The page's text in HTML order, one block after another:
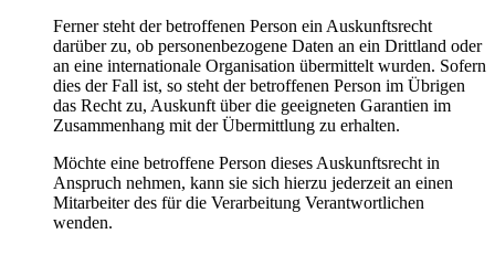
Ferner steht der betroffenen Person ein Auskunftsrecht
darüber zu, ob personenbezogene Daten an ein Drittland oder
an eine internationale Organisation übermittelt wurden. Sofern
dies der Fall ist, so steht der betroffenen Person im Übrigen
das Recht zu, Auskunft über die geeigneten Garantien im
Zusammenhang mit der Übermittlung zu erhalten.
Möchte eine betroffene Person dieses Auskunftsrecht in
Anspruch nehmen, kann sie sich hierzu jederzeit an einen
Mitarbeiter des für die Verarbeitung Verantwortlichen
wenden.